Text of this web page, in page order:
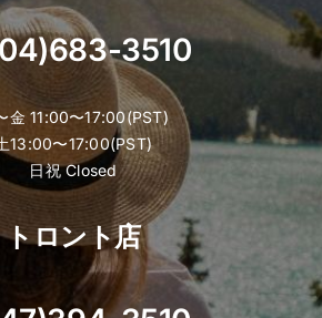
3510
金 11:00〜17:00(PST)
13:00〜17:00(PST)
日祝 Closed
トロント店